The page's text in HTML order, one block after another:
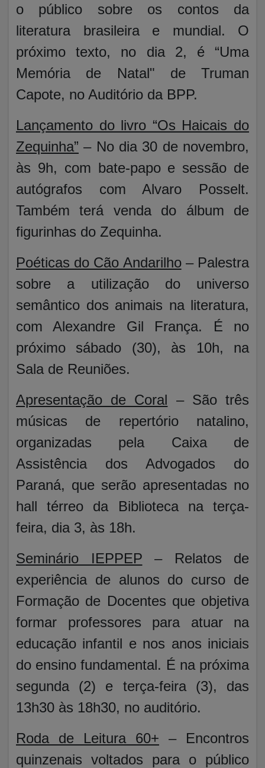
o público sobre os contos da
literatura brasileira e mundial. O
próximo texto, no dia 2, é “Uma
Memória de Natal" de Truman
Capote, no Auditório da BPP.
Lançamento do livro “Os Haicais do
Zequinha” – No dia 30 de novembro,
às 9h, com bate-papo e sessão de
autógrafos com Alvaro Posselt.
Também terá venda do álbum de
figurinhas do Zequinha.
Poéticas do Cão Andarilho– Palestra
sobre a utilização do universo
semântico dos animais na literatura,
com Alexandre Gil França. É no
próximo sábado (30), às 10h, na
Sala de Reuniões.
Apresentação de Coral – São três
músicas de repertório natalino,
organizadas pela Caixa de
Assistência dos Advogados do
Paraná, que serão apresentadas no
hall térreo da Biblioteca na terça-
feira, dia 3, às 18h.
Seminário IEPPEP – Relatos de
experiência de alunos do curso de
Formação de Docentes que objetiva
formar professores para atuar na
educação infantil e nos anos iniciais
do ensino fundamental. É na próxima
segunda (2) e terça-feira (3), das
13h30 às 18h30, no auditório.
Roda de Leitura 60+ – Encontros
quinzenais voltados para o público